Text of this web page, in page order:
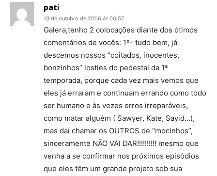
pati
13 de outubro de 2006 At 00:57
Galera,tenho 2 colocações diante dos ótimos
comentários de vocês: 1º- tudo bem, já
descemos nossos “coitados, inocentes,
bonzinhos” losties do pedestal da 1ª
temporada, porque cada vez mais vemos que
eles já erraram e continuam errando como todo
ser humano e às vezes erros irreparáveis,
como matar alguém ( Sawyer, Kate, Sayid…),
mas daí chamar os OUTROS de “mocinhos”,
sinceramente NÃO VAI DAR!!!!!!!!!! mesmo que
venha a se confirmar nos próximos episódios
que eles têm um grande projeto sob sua